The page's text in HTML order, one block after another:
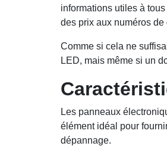
informations utiles à
des prix aux numéros
Comme si cela ne
LED, mais même si un
Les panneaux
élément idéal pour
dépannage.